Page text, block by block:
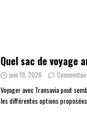
Quel sac de voyage
juin 19, 2026
Voyager avec Transavia peut
les différentes options